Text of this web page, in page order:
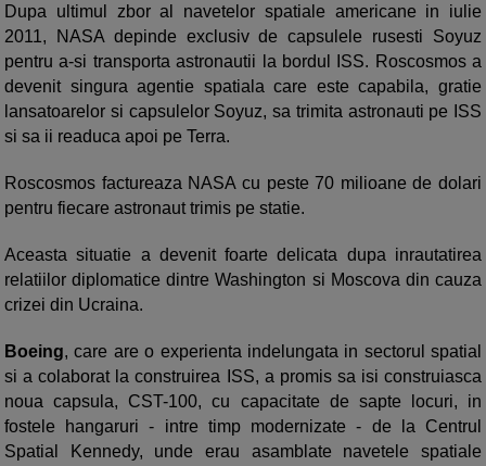
Dupa ultimul zbor al navetelor spatiale americane in iulie
2011, NASA depinde exclusiv de capsulele rusesti Soyuz
pentru a-si transporta astronautii la bordul ISS. Roscosmos a
devenit singura agentie spatiala care este capabila, gratie
lansatoarelor si capsulelor Soyuz, sa trimita astronauti pe ISS
si sa ii readuca apoi pe Terra.
Roscosmos factureaza NASA cu peste 70 milioane de dolari
pentru fiecare astronaut trimis pe statie.
Aceasta situatie a devenit foarte delicata dupa inrautatirea
relatiilor diplomatice dintre Washington si Moscova din cauza
crizei din Ucraina.
Boeing, care are o experienta indelungata in sectorul spatial
si a colaborat la construirea ISS, a promis sa isi construiasca
noua capsula, CST-100, cu capacitate de sapte locuri, in
fostele hangaruri - intre timp modernizate - de la Centrul
Spatial Kennedy, unde erau asamblate navetele spatiale